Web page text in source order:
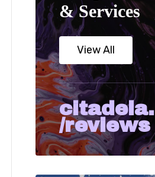
& Services
View All
citadela.
/reviews